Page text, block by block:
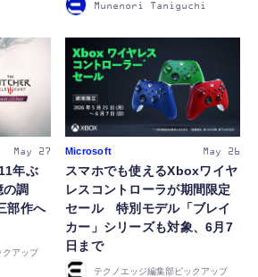
FOLLOW US Munenori Taniguchi
May 27
年ぶ
の調
部作へ
クアップ
Microsoft May 26
スマホでも使えるXboxワイヤ
レスコントローラが期間限定
セール 特別モデル「ブレイ
カー」シリーズも対象、6月7
日まで
テクノエッジ編集部ピックアップ